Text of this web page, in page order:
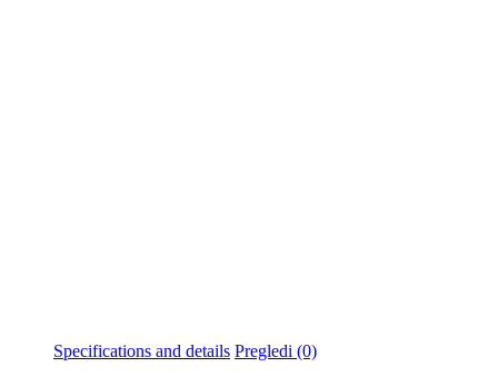
Specifications and details Pregledi (0)